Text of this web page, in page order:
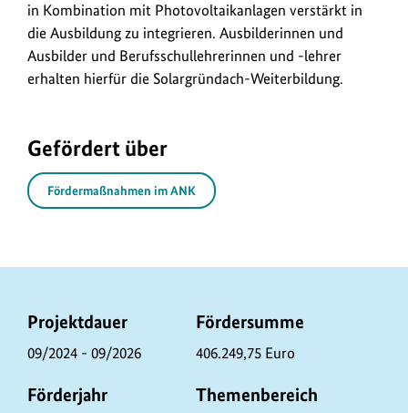
in Kombination mit Photovoltaikanlagen verstärkt in
die Ausbildung zu integrieren. Ausbilderinnen und
Ausbilder und Berufsschullehrerinnen und -lehrer
erhalten hierfür die Solargründach-Weiterbildung.
Gefördert über
Fördermaßnahmen im ANK
P
r
j
Projektdauer
09/2024 - 09/2026
Förderjahr
Fördersumme
406.249,75 Euro
Themenbereich